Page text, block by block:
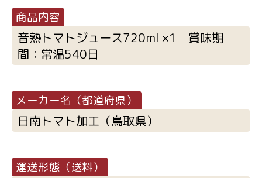
音熟トマトジュース720ml ×1 賞味期
間：常温540日
日南トマト加工（鳥取県）